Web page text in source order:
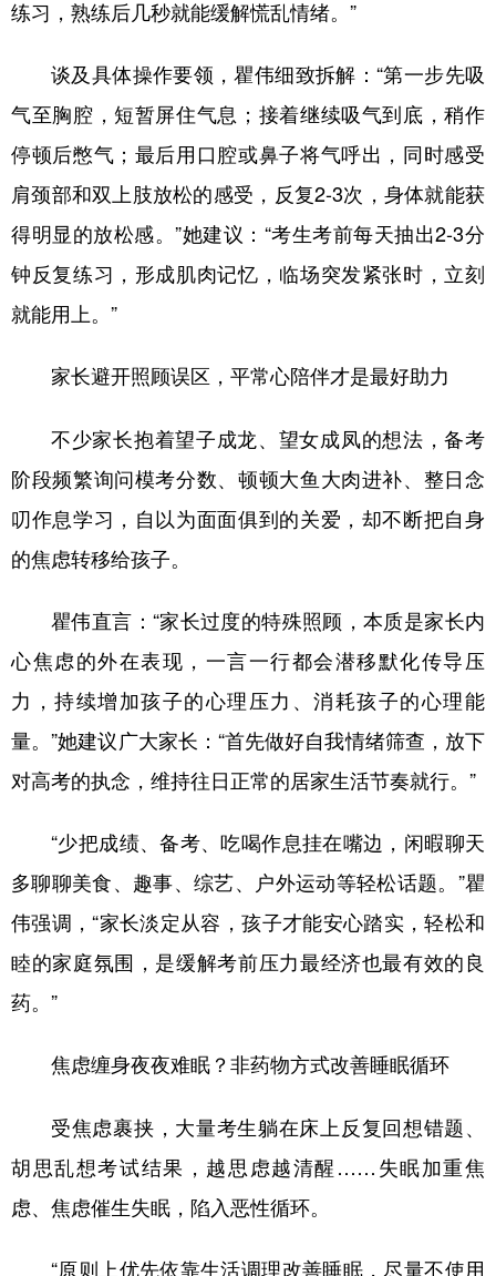
练习，熟练后几秒就能缓解慌乱情绪。”
谈及具体操作要领，瞿伟细致拆解：“第一步先吸
气至胸腔，短暂屏住气息；接着继续吸气到底，稍作
停顿后憋气；最后用口腔或鼻子将气呼出，同时感受
肩颈部和双上肢放松的感受，反复2-3次，身体就能获
得明显的放松感。”她建议：“考生考前每天抽出2-3分
钟反复练习，形成肌肉记忆，临场突发紧张时，立刻
就能用上。”
家长避开照顾误区，平常心陪伴才是最好助力
不少家长抱着望子成龙、望女成凤的想法，备考
阶段频繁询问模考分数、顿顿大鱼大肉进补、整日念
叨作息学习，自以为面面俱到的关爱，却不断把自身
的焦虑转移给孩子。
瞿伟直言：“家长过度的特殊照顾，本质是家长内
心焦虑的外在表现，一言一行都会潜移默化传导压
力，持续增加孩子的心理压力、消耗孩子的心理能
量。”她建议广大家长：“首先做好自我情绪筛查，放下
对高考的执念，维持往日正常的居家生活节奏就行。”
“少把成绩、备考、吃喝作息挂在嘴边，闲暇聊天
多聊聊美食、趣事、综艺、户外运动等轻松话题。”瞿
伟强调，“家长淡定从容，孩子才能安心踏实，轻松和
睦的家庭氛围，是缓解考前压力最经济也最有效的良
药。”
焦虑缠身夜夜难眠？非药物方式改善睡眠循环
受焦虑裹挟，大量考生躺在床上反复回想错题、
胡思乱想考试结果，越思虑越清醒……失眠加重焦
虑、焦虑催生失眠，陷入恶性循环。
“原则上优先依靠生活调理改善睡眠，尽量不使用